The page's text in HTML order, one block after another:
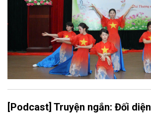
[Podcast] Truyện ngắn: Đối diện